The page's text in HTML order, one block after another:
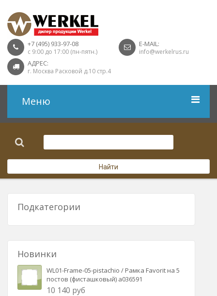
+7 (495) 933-97-08
с 9:00 до 17:00 (пн-пятн.)
E-MAIL:
info@werkelrus.ru
АДРЕС:
г. Москва Расковой д.10 стр.4
Меню
Розетки USB
Розетки акустика
Светорегуляторы
Розетки Интернет
Найти
Подкатегории
Новинки
WL01-Frame-05-pistachio / Рамка Favorit на 5
постов (фисташковый) a036591
10 140 руб